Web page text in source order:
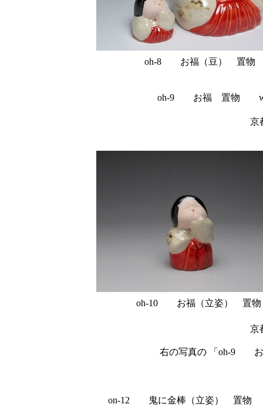
oh-8 お福（豆） 置
oh-9 お福 置物
oh-10 お福（立姿）
右の写真の 「oh-9 お
on-12 鬼に金棒（立姿） 置物